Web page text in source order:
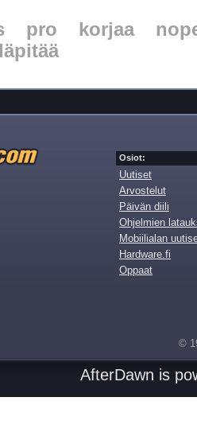
pro korjaa
Osiot:
Uutiset
Arvostelut
Päivän diili
Ohjelmien
Mobiilialan
Hardware.fi
Oppaat
©
AfterDawn is